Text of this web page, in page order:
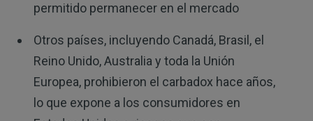
permitido permanecer en el mercado
Otros países, incluyendo Canadá, Brasil, el
Reino Unido, Australia y toda la Unión
Europea, prohibieron el carbadox hace años,
lo que expone a los consumidores en